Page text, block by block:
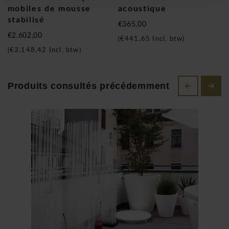
au design logique, intemporel, au service de l'innovation et
de la fonctionnalité, en utilisant des matériaux honnêtes.
communication à l'intérieur et à l'extérieur.
Développer une série de produits et de concepts évolués et
assurer leur marketing international sont la mission
d'Extremis.
Le choix du nom "Extremis" n’est pas une coïncidence: en
latin, le mot désigne "extraordinaire": des produits innovants
avec des matériaux honnêtes et extrêmement durables.
"Extraordinaire" se réfère à la conception extraordinaire et à
l'utilisation "externe". "Gewoon" signifie un design logique et
mobiles de mousse
stabilisé
€2.602,00
€3.148,42 Incl. btw)
acoustique
€365,00
€441,65 Incl. btw)
Produits consultés précédemment